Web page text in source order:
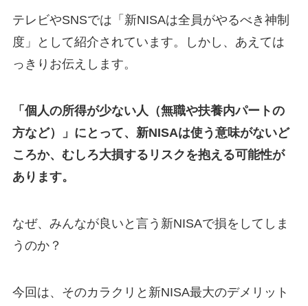
テレビやSNSでは「新NISAは全員がやるべき神制
度」として紹介されています。しかし、あえては
っきりお伝えします。
「個人の所得が少ない人（無職や扶養内パートの
方など）」にとって、新NISAは使う意味がないど
ころか、むしろ大損するリスクを抱える可能性が
あります。
なぜ、みんなが良いと言う新NISAで損をしてしま
うのか？
今回は、そのカラクリと新NISA最大のデメリット